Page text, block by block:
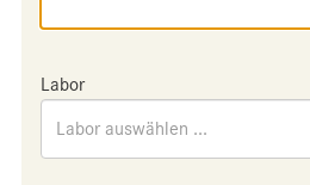
Labor
Labor auswählen ...